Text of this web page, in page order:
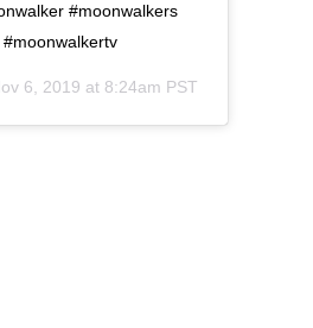
#moonwalkers
6, 2019 at 8:24am PST